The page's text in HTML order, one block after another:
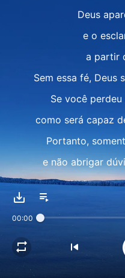
Deus
e o
a partir
Sem essa fé, Deus
Se você perdeu
como será capaz
Portanto,
e não abrigar
somente quando
por meio de
00:00